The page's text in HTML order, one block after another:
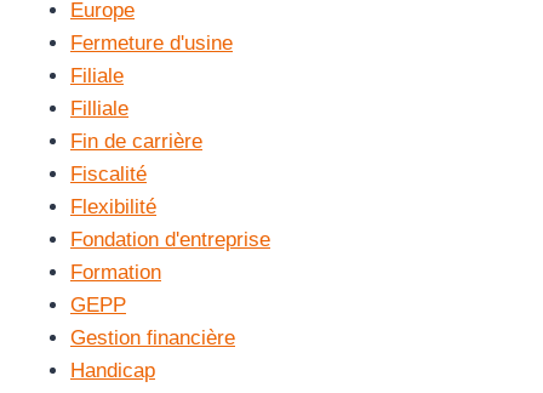
Europe
Fermeture d'usine
Filiale
Filliale
Fin de carrière
Fiscalité
Flexibilité
Fondation d'entreprise
Formation
GEPP
Gestion financière
Handicap